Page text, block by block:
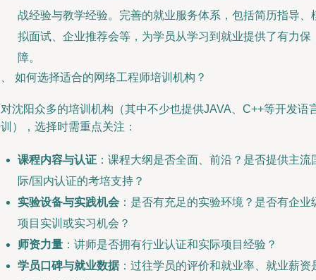
战经验与教学经验。完善的就业服务体系，包括简历指导、
拟面试、企业推荐会等，为学员从学习到就业提供了有力保
障。
如何选择适合的网络工程师培训机构？
沈阳众多的培训机构（其中不少也提供JAVA、C++等开发语
），选择时需重点关注：
课程内容与认证 ：课程大纲是否全面、前沿？是否提供主流
际/国内认证的考培支持？
实验设备与实践机会 ：是否有充足的实验环境？是否有企业
项目实训或实习机会？
师资力量 ：讲师是否拥有行业认证和实际项目经验？
学员口碑与就业数据：过往学员的评价和就业率、就业薪资